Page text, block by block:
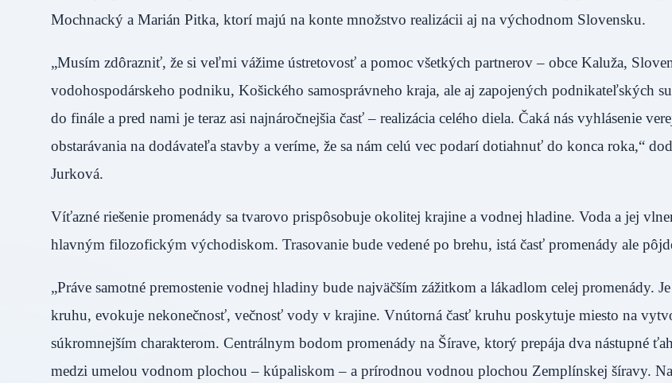
Mochnacký a Marián Pitka, ktorí majú na konte množstvo realizácii aj na východnom Slovensku.
„Musím zdôrazniť, že si veľmi vážime ústretovosť a pomoc všetkých partnerov – obce Kaluža,
vodohospodárskeho podniku, Košického samosprávneho kraja, ale aj zapojených podnikateľských
do finále a pred nami je teraz asi najnáročnejšia časť – realizácia celého diela. Čaká nás vyhlásenie
obstarávania na dodávateľa stavby a veríme, že sa nám celú vec podarí dotiahnuť do konca roka,“
Jurková.
Víťazné riešenie promenády sa tvarovo prispôsobuje okolitej krajine a vodnej hladine. Voda a jej
hlavným filozofickým východiskom. Trasovanie bude vedené po brehu, istá časť promenády ale
„Práve samotné premostenie vodnej hladiny bude najväčším zážitkom a lákadlom celej promenády.
kruhu, evokuje nekonečnosť, večnosť vody v krajine. Vnútorná časť kruhu poskytuje miesto na
súkromnejším charakterom. Centrálnym bodom promenády na Šírave, ktorý prepája dva nástupné
medzi umelou vodnom plochou – kúpaliskom – a prírodnou vodnou plochou Zemplínskej šíravy.